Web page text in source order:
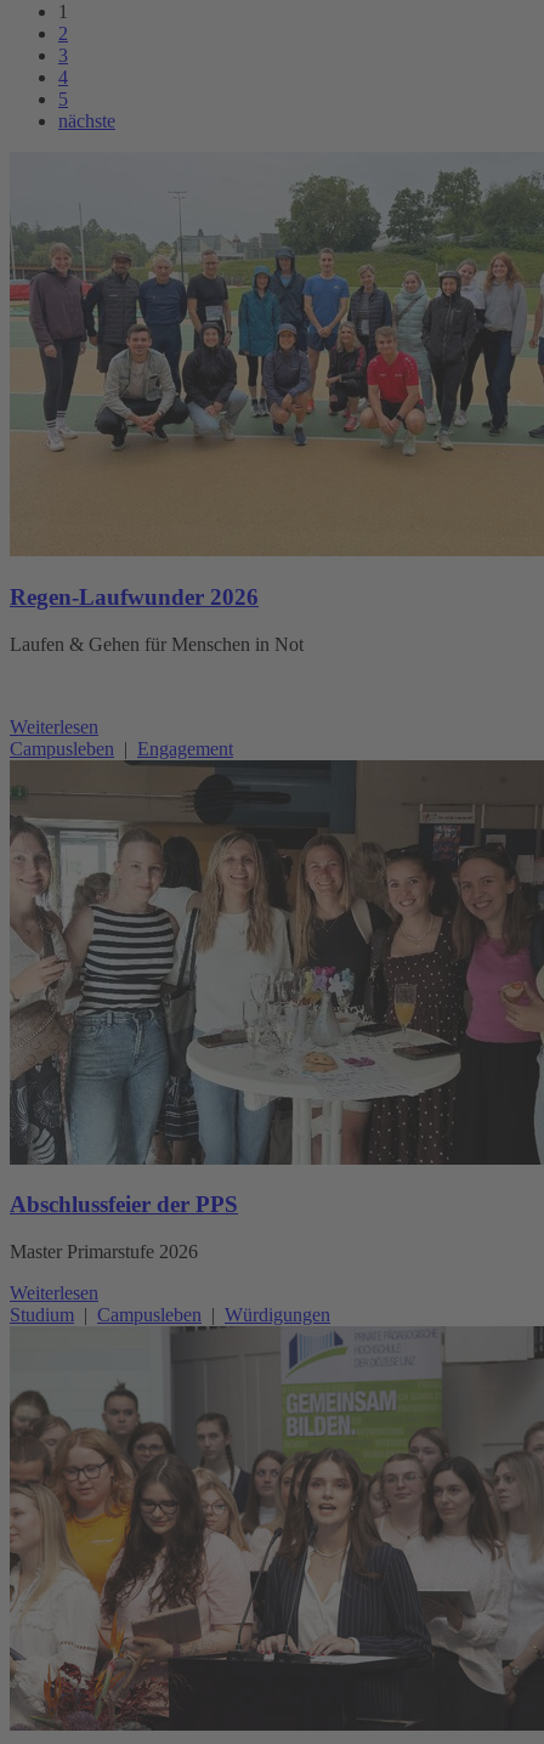
1
2
3
4
5
nächste
Regen-Laufwunder 2026
Laufen & Gehen für Menschen in Not
Weiterlesen
Campusleben | Engagement
Abschlussfeier der PPS
Master Primarstufe 2026
Weiterlesen
Studium | Campusleben | Würdigungen